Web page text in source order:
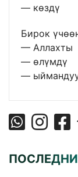
— көздү
Бирок
— Аллахты
— өлүмдү
—